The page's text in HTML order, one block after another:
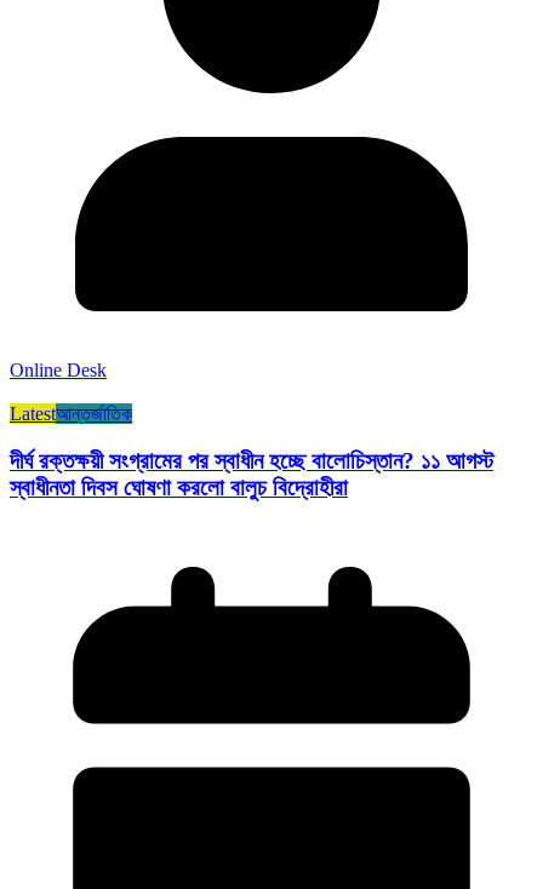
Online Desk
Latestআন্তর্জাতিক
দীর্ঘ রক্তক্ষয়ী সংগ্রামের পর স্বাধীন হচ্ছে বালোচিস্তান? ১১ আগস্ট
স্বাধীনতা দিবস ঘোষণা করলো বালুচ বিদ্রোহীরা